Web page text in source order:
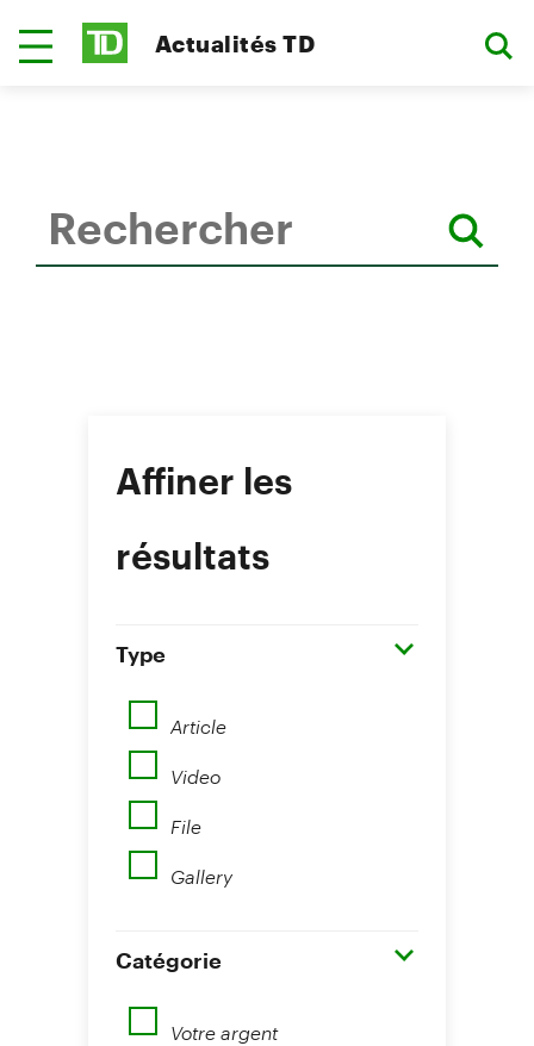
Actualités TD
Affiner les
résultats
Type
Article
Video
File
Gallery
Catégorie
Votre argent